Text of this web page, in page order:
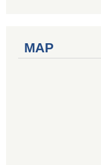
MAP